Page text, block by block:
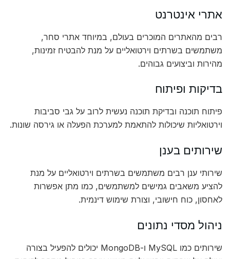
אתרי אינטרנט
רבים מהאתרים המוכרים בעולם, במיוחד אתרי סחר,
משתמשים בשרתים וירטואליים על מנת להבטיח זמינות,
מהירות וביצועים גבוהים.
בדיקות ופיתוח
פיתוח תוכנה ובדיקת תוכנה נעשית לרוב על גבי סביבות
וירטואליות שיכולות להתאמת למערכת הפעלה או גירסה שונות.
שירותים בענן
שירותי ענן רבים משתמשים בשרתים וירטואליים על מנת
להציע משאבים גמישים למשתמשים, כמו מתן אפשרות
לאחסון, כוח חישובי, וצורת שימוש דינמית.
ניהול מסדי נתונים
שירותים כמו MySQL ו-MongoDB יכולים להפעיל בצורה